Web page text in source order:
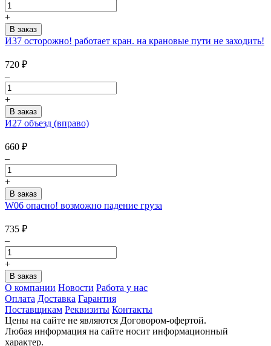
+
И37 осторожно! работает кран. на крановые пути не заходить!
720 ₽
–
+
И27 объезд (вправо)
660 ₽
–
+
W06 опасно! возможно падение груза
735 ₽
–
+
О компании Новости Работа у нас
Оплата Доставка Гарантия
Поставщикам Реквизиты Контакты
Цены на сайте не являются Договором-офертой.
Любая информация на сайте носит информационный
характер.